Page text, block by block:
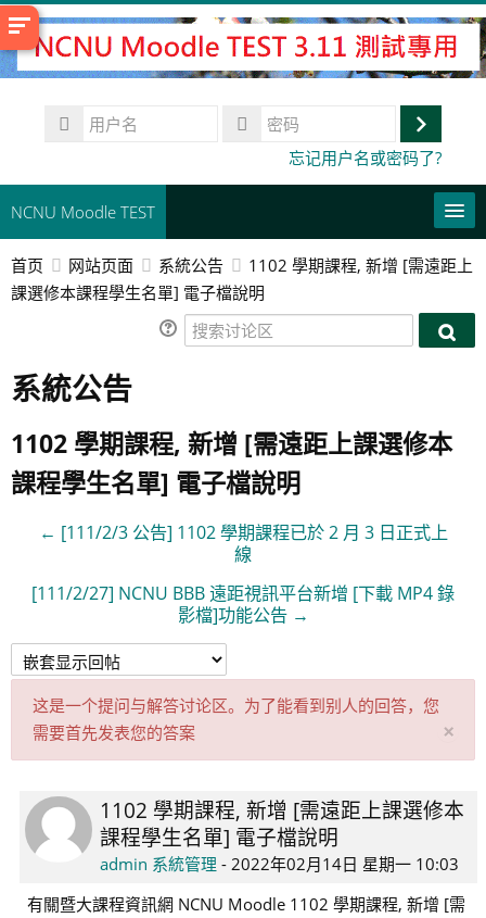
跳
到
主
登
忘记用户名或密码了?
NCNU Moodle TEST
常用連結
程
首页 网站页面 系統公告
1102 學期課程, 新增 [需遠距上
課選修本課程學生名單] 電子檔說明
搜
搜
区
系統公告
1102 學期課程, 新增 [需遠距上課選修本
課程學生名單] 電子檔說明
← [111/2/3 公告] 1102 學期課程已於 2 月 3 日正式上
線
[111/2/27] NCNU BBB 遠距視訊平台新增 [下載 MP4 錄
影檔]功能公告 →
这是一个提问与解答讨论区。为了能看到别人的回答，您
需要首先发表您的答案
×
关
此
通
1102 學期課程, 新增 [需遠距上課選修本
課程學生名單] 電子檔說明
admin 系統管理 - 2022年02月14日 星期一 10:03
回
帖
数：
有關暨大課程資訊網 NCNU Moodle 1102 學期課程, 新增 [需